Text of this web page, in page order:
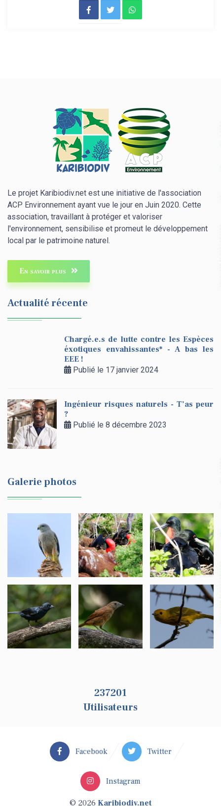
Le projet Karibiodiv.net est une initiative de l'association
ACP Environnement ayant vue le jour en Juin 2020. Cette
association, travaillant à protéger et valoriser
l'environnement, sensibilise et promeut le développement
local par le patrimoine naturel.
En savoir plus
Actualité récente
Chargé.e.s de lutte contre les Espèces
éxotiques envahissantes* - A bas les
EEE !
Publié le 17 janvier 2024
Ingénieur risques naturels - T’as peur
?
Publié le 8 décembre 2023
Galerie photos
259237
Utilisateurs
© 2026 Karibiodiv.net
Facebook Twitter
Instagram